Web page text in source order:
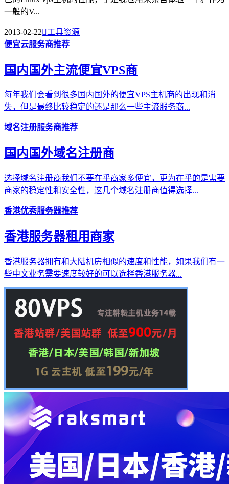
一般的V...
2013-02-22工具资源
便宜云服务商推荐
国内国外主流便宜VPS商
每年我们会看到很多国内国外的便宜VPS主机商的出现和消
失，但是最终比较稳定的还是那么一些主流服务商...
域名注册服务商推荐
国内国外域名注册商
选择域名注册商我们不要在乎商家多便宜，更为在乎的是需要
商家的稳定性和安全性，这几个域名注册商值得选择...
香港优秀服务器推荐
香港服务器租用商家
香港服务器拥有和大陆机房相似的速度和性能，如果我们有一
些中文业务需要速度较好的可以选择香港服务器...